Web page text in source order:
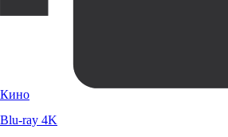
Кино
Blu-ray 4K